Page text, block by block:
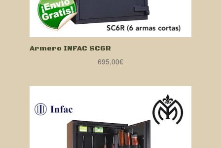
Armero INFAC SC6R
695,00€